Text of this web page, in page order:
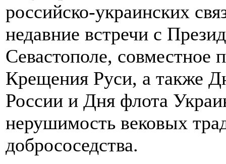
российско-украинских
недавние встречи с
Севастополе, совместное
Крещения Руси, а также
России и Дня флота
нерушимость вековых
добрососедства.